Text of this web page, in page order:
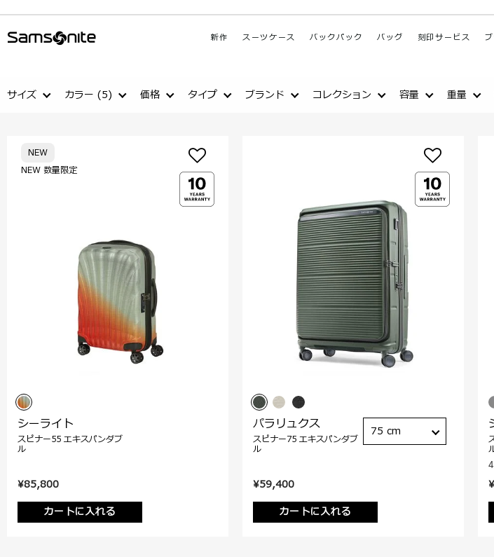
新作 スーツケース バックパック バッグ 刻印サービス
サイズ カラー (5) 価格 タイプ ブランド コレクション 容量 重量
¥85,800
カートに入れる
NEW 数量限定
NEW
シーライト
スピナー55 エキスパンダブ
ル
¥59,400
カートに入れる
パラリュクス
スピナー75 エキスパンダブ
ル
75 cm